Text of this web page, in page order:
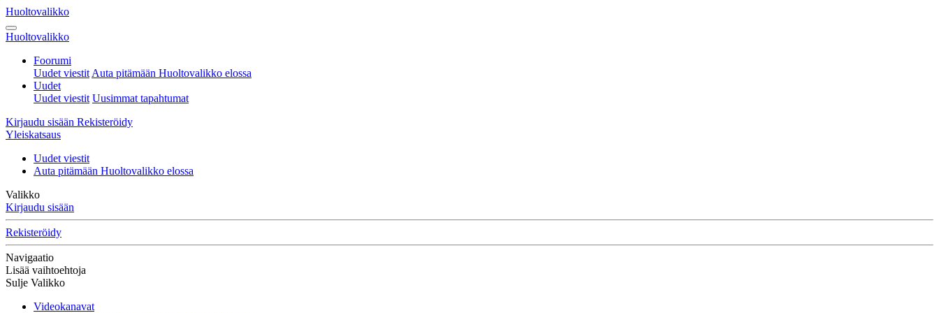
Huoltovalikko
Huoltovalikko
Foorumi
Uudet viestit Auta pitämään Huoltovalikko elossa
Uudet
Uudet viestit Uusimmat tapahtumat
Kirjaudu sisään Rekisteröidy
Yleiskatsaus
Uudet viestit
Auta pitämään Huoltovalikko elossa
Valikko
Kirjaudu sisään
Rekisteröidy
Navigaatio
Lisää vaihtoehtoja
Sulje Valikko
Videokanavat